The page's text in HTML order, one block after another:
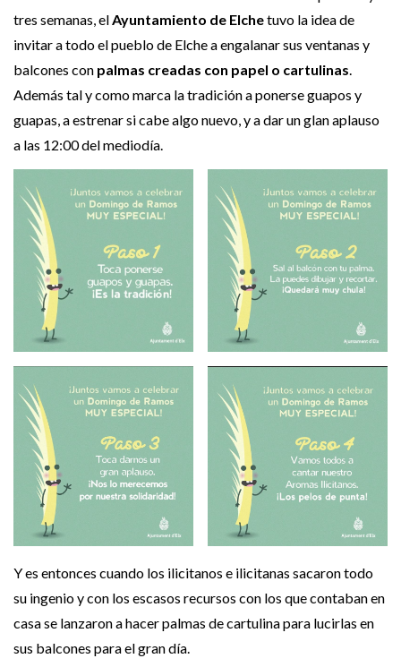
tres semanas, elAyuntamiento de Elchetuvo la idea de
invitar a todo el pueblo de Elche a engalanar sus ventanas y
balcones con palmas creadas con papel o cartulinas.
Además tal y como marca la tradición a ponerse guapos y
guapas, a estrenar si cabe algo nuevo, y a dar un glan aplauso
a las 12:00 del mediodía.
Y es entonces cuando los ilicitanos e ilicitanas sacaron todo
su ingenio y con los escasos recursos con los que contaban en
casa se lanzaron a hacer palmas de cartulina para lucirlas en
sus balcones para el gran día.